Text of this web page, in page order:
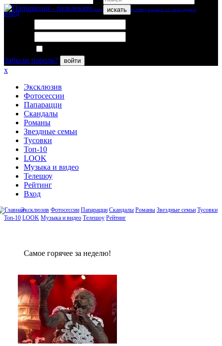
искать
вход
Забыли пароль?
войти
x
Эксклюзив
Фотосессии
Папарацци
Скандалы
Романы
Звездные семьи
Тусовки
Топ-10
LOOK
Музыка и видео
Телешоу
Рейтинг
Вход
Эксклюзив Фотосессии Папарацци Скандалы Романы Звездные семьи Тусовки
Топ-10 LOOK Музыка и видео Телешоу Рейтинг
Сaмое гoрячее за неделю!